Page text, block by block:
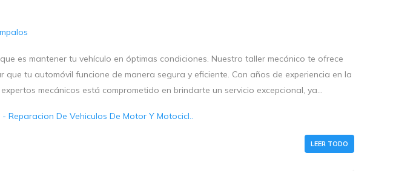
es mantener tu vehículo en óptimas condiciones. Nuestro taller mecánico te ofrece
tu automóvil funcione de manera segura y eficiente. Con años de experiencia en la
mecánicos está comprometido en brindarte un servicio excepcional, ya...
Reparacion De Vehiculos De Motor Y Motocicl..
LEER TODO